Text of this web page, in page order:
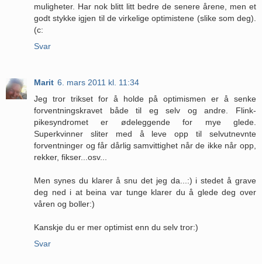
muligheter. Har nok blitt litt bedre de senere årene, men et
godt stykke igjen til de virkelige optimistene (slike som deg).
(c:
Svar
Marit 6. mars 2011 kl. 11:34
Jeg tror trikset for å holde på optimismen er å senke
forventningskravet både til eg selv og andre. Flink-
pikesyndromet er ødeleggende for mye glede.
Superkvinner sliter med å leve opp til selvutnevnte
forventninger og får dårlig samvittighet når de ikke når opp,
rekker, fikser...osv...
Men synes du klarer å snu det jeg da...:) i stedet å grave
deg ned i at beina var tunge klarer du å glede deg over
våren og boller:)
Kanskje du er mer optimist enn du selv tror:)
Svar